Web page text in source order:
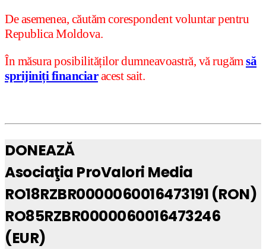
De asemenea, căutăm corespondent voluntar pentru
Republica Moldova.
În măsura posibilităților dumneavoastră, vă rugămsă
sprijiniți financiaracest sait.
DONEAZĂ
Asociaţia ProValori Media
RO18RZBR0000060016473191 (RON)
RO85RZBR0000060016473246
(EUR)